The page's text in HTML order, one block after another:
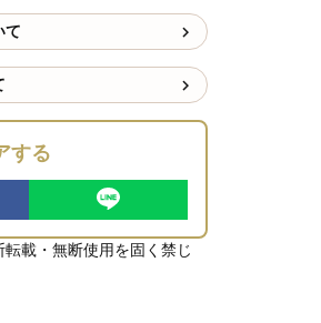
て
する
載・無断使用を固く禁じ